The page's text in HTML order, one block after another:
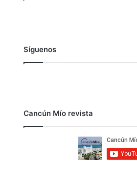
Síguenos
Cancún Mío revista